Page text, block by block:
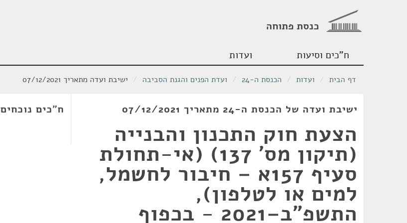
כנסת פתוחה
ח"כים וסיעות ועדות
דף הבית / ועדות / הכנסת ה-24 / ועדת הפנים והגנת הסביבה / ישיבת ועדה מתאריך 07/12/2021
ישיבת ועדה של הכנסת ה-24 מתאריך 07/12/2021
הצעת חוק התכנון והבנייה
(תיקון מס' 137) (אי-תחולת
סעיף 157א – חיבור לחשמל,
למים או לטלפון),
התשפ"ב–2021 - בכפוף
ח"כים נוכחים